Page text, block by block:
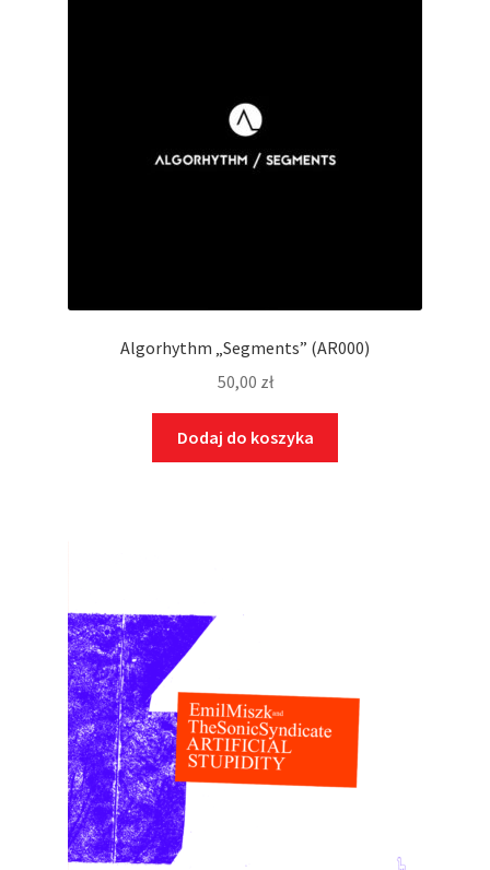
Algorhythm „Segments” (AR000)
50,00 zł
Dodaj do koszyka